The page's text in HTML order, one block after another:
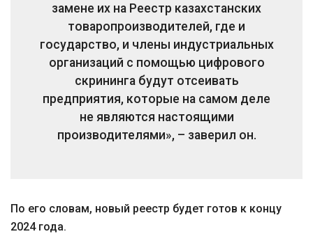
замене их на Реестр казахстанских
товаропроизводителей, где и
государство, и члены индустриальных
организаций с помощью цифрового
скрининга будут отсеивать
предприятия, которые на самом деле
не являются настоящими
производителями», – заверил он.
По его словам, новый реестр будет готов к концу
2024 года.